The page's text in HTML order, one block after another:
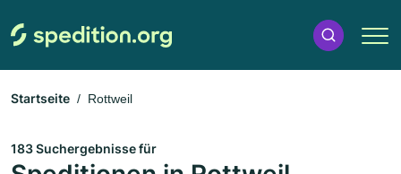
Startseite Rottweil
183 Suchergebnisse für